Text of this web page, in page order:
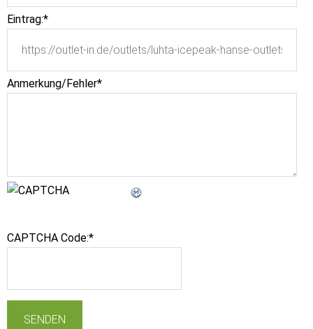
Eintrag:*
Anmerkung/Fehler*
CAPTCHA Code:*